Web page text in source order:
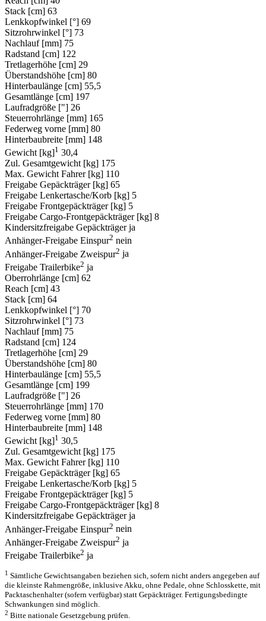
Stack [cm] 63
Lenkkopfwinkel [°] 69
Sitzrohrwinkel [°] 73
Nachlauf [mm] 75
Radstand [cm] 122
Tretlagerhöhe [cm] 29
Überstandshöhe [cm] 80
Hinterbaulänge [cm] 55,5
Gesamtlänge [cm] 197
Laufradgröße ["] 26
Steuerrohrlänge [mm] 165
Federweg vorne [mm] 80
Hinterbaubreite [mm] 148
Gewicht [kg]1 30,4
Zul. Gesamtgewicht [kg] 175
Max. Gewicht Fahrer [kg] 110
Freigabe Gepäckträger [kg] 65
Freigabe Lenkertasche/Korb [kg] 5
Freigabe Frontgepäckträger [kg] 5
Freigabe Cargo-Frontgepäckträger [kg] 8
Kindersitzfreigabe Gepäckträger ja
Anhänger-Freigabe Einspur2 nein
Anhänger-Freigabe Zweispur2 ja
Freigabe Trailerbike2 ja
Oberrohrlänge [cm] 62
Reach [cm] 43
Stack [cm] 64
Lenkkopfwinkel [°] 70
Sitzrohrwinkel [°] 73
Nachlauf [mm] 75
Radstand [cm] 124
Tretlagerhöhe [cm] 29
Überstandshöhe [cm] 80
Hinterbaulänge [cm] 55,5
Gesamtlänge [cm] 199
Laufradgröße ["] 26
Steuerrohrlänge [mm] 170
Federweg vorne [mm] 80
Hinterbaubreite [mm] 148
Gewicht [kg]1 30,5
Zul. Gesamtgewicht [kg] 175
Max. Gewicht Fahrer [kg] 110
Freigabe Gepäckträger [kg] 65
Freigabe Lenkertasche/Korb [kg] 5
Freigabe Frontgepäckträger [kg] 5
Freigabe Cargo-Frontgepäckträger [kg] 8
Kindersitzfreigabe Gepäckträger ja
Anhänger-Freigabe Einspur2 nein
Anhänger-Freigabe Zweispur2 ja
Freigabe Trailerbike2 ja
1 Sämtliche Gewichtsangaben beziehen sich, sofern nicht anders angegeben auf
die kleinste Rahmengröße, inklusive Akku, ohne Pedale, ohne Schlosskette, mit
Packtaschenhalter (sofern verfügbar) statt Gepäckträger. Fertigungsbedingte
Schwankungen sind möglich.
2 Bitte nationale Gesetzgebung prüfen.